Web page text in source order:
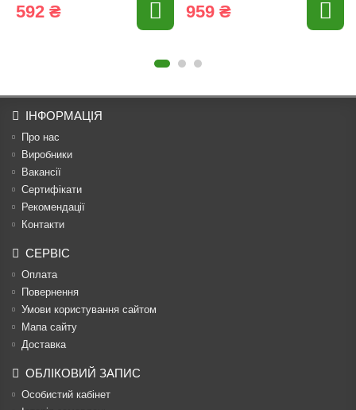
592 ₴ 959 ₴
ІНФОРМАЦІЯ
Про нас
Виробники
Вакансії
Сертифікати
Рекомендації
Контакти
СЕРВІС
Оплата
Повернення
Умови користування сайтом
Мапа сайту
Доставка
ОБЛІКОВИЙ ЗАПИС
Особистий кабінет